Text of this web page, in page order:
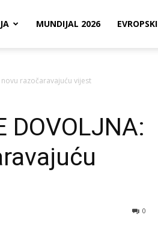
MUNDIJAL 2026 EVROPSKI
novu razočaravajuću vijest
DOVOLJNA:
0